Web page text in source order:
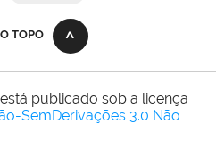
TOPO
publicado sob a licença
SemDerivações 3.0 Não